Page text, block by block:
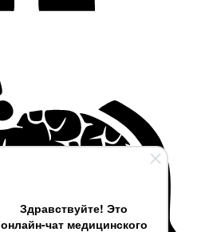
Здравствуйте! Это
онлайн-чат медицинского